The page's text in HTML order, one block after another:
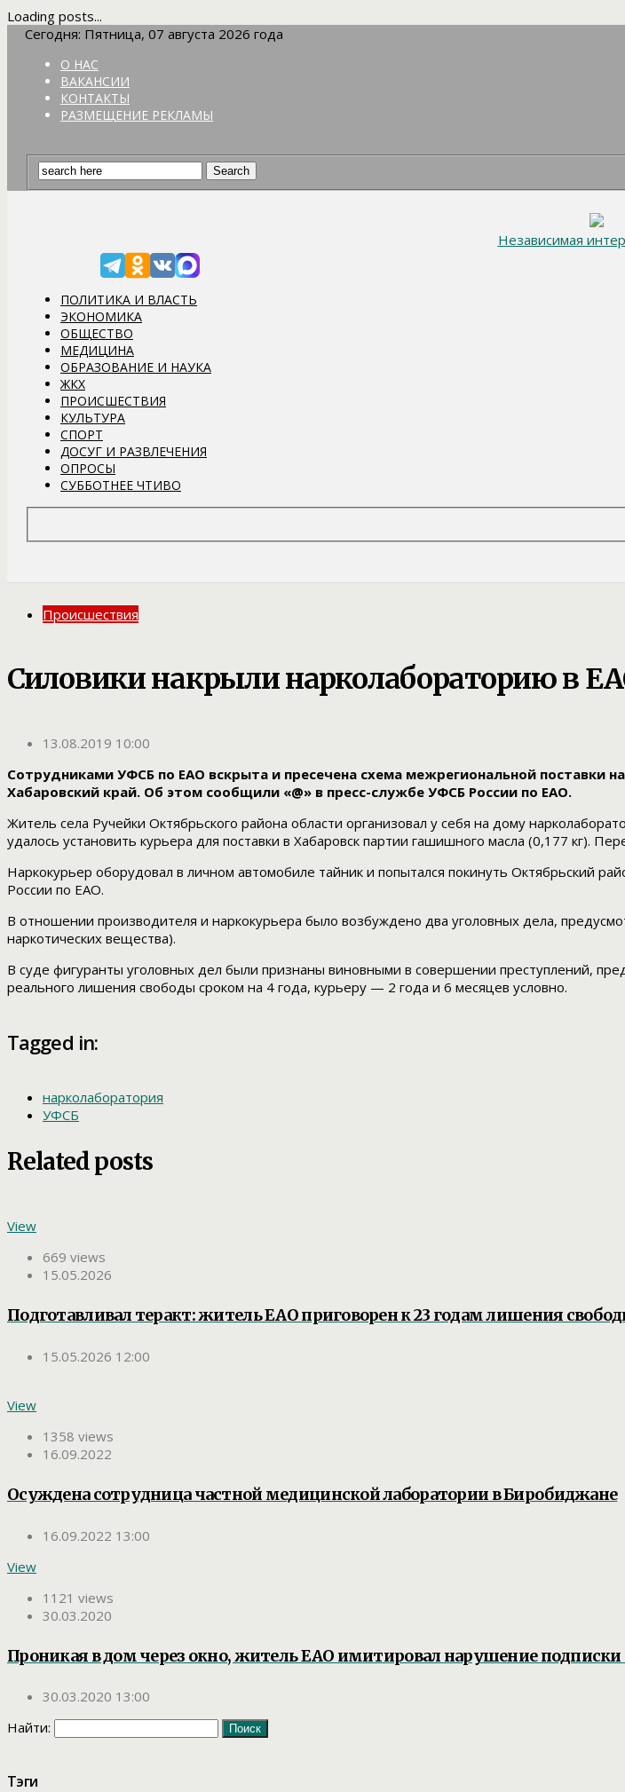
Loading posts...
Сегодня: Пятница, 07 августа 2026 года
О НАС
ВАКАНСИИ
КОНТАКТЫ
РАЗМЕЩЕНИЕ РЕКЛАМЫ
Независимая
ПОЛИТИКА И ВЛАСТЬ
ЭКОНОМИКА
ОБЩЕСТВО
МЕДИЦИНА
ОБРАЗОВАНИЕ И НАУКА
ЖКХ
ПРОИСШЕСТВИЯ
КУЛЬТУРА
СПОРТ
ДОСУГ И РАЗВЛЕЧЕНИЯ
ОПРОСЫ
СУББОТНЕЕ ЧТИВО
Происшествия
Силовики накрыли нарколабораторию в
13.08.2019 10:00
Сотрудниками УФСБ по ЕАО вскрыта и пресечена схема межрегиональной поставки
Хабаровский край. Об этом сообщили «@» в пресс-службе УФСБ России по ЕАО.
Житель села Ручейки Октябрьского района области организовал у себя на дому
удалось установить курьера для поставки в Хабаровск партии гашишного масла (0,177 кг).
Наркокурьер оборудовал в личном автомобиле тайник и попытался покинуть Октябрьский
России по ЕАО.
В отношении производителя и наркокурьера было возбуждено два уголовных дела,
наркотических вещества).
В суде фигуранты уголовных дел были признаны виновными в совершении преступлений,
реального лишения свободы сроком на 4 года, курьеру — 2 года и 6 месяцев условно.
Tagged in:
нарколаборатория
УФСБ
Related posts
View
669 views
15.05.2026
Подготавливал теракт: житель ЕАО приговорен к 23 годам лишения
15.05.2026 12:00
View
1358 views
16.09.2022
Осуждена сотрудница частной медицинской лаборатории в Биробиджане
16.09.2022 13:00
View
1121 views
30.03.2020
Проникая в дом через окно, житель ЕАО имитировал нарушение подписки
30.03.2020 13:00
Найти:
Тэги